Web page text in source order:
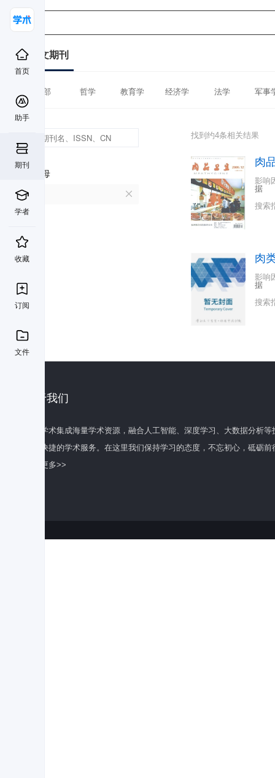
首页
助手
期刊
学者
收藏
订阅
文件
中文期刊
全部 哲学 教育学 经济学 法学 军事
首字母
R
找到约4条相关结果
肉
影响
据
搜索
肉
影响
据
搜索
关于我们
百度学术集成海量学术资源，融合人工智能、深度学习、大数据分析
全面快捷的学术服务。在这里我们保持学习的态度，不忘初心，砥砺前
了解更多>>